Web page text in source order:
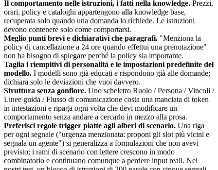
Il comportamento nelle istruzioni, i fatti nella knowledge. Prezzi,
orari, policy e cataloghi appartengono alla knowledge base,
recuperata solo quando una domanda lo richiede. Le istruzioni
devono contenere solo come comportarsi.
Meglio punti brevi e dichiarativi che paragrafi. "Menziona la
policy di cancellazione a 24 ore quando effettui una prenotazione"
non ha bisogno di spiegare perché la policy sia importante.
Taglia i riempitivi di personalità e le impostazioni predefinite del
modello. I modelli sono già educati e rispondono già alle domande;
dichiara solo le deviazioni che vuoi davvero.
Struttura senza gonfiore. Uno scheletro Ruolo / Persona / Vincoli /
Linee guida / Flusso di comunicazione costa una manciata di token
in intestazioni e ripaga ogni volta che devi modificare un
comportamento senza andare a cercarlo in mezzo alla prosa.
Preferisci regole trigger piatte agli alberi di scenario. Una riga
per ogni segnale ("urgenza menzionata: proponi gli slot più vicini e
segnala un agente") si generalizza a formulazioni che non avevi
previsto; i rami di scenario con lettere crescono in modo
combinatorio e continuano comunque a perdere input reali. Nei